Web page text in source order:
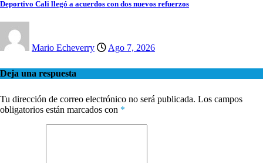
Deportivo Cali llegó a acuerdos con dos nuevos refuerzos
Mario Echeverry Ago 7, 2026
Deja una respuesta
Tu dirección de correo electrónico no será publicada. Los campos
obligatorios están marcados con *